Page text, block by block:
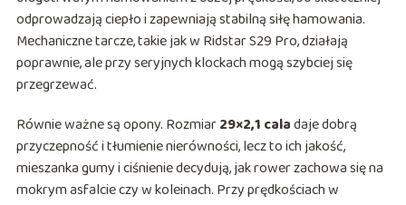
odprowadzają ciepło i zapewniają stabilną siłę hamowania.
Mechaniczne tarcze, takie jak w Ridstar S29 Pro, działają
poprawnie, ale przy seryjnych klockach mogą szybciej się
przegrzewać.
Równie ważne są opony. Rozmiar29×2,1 caladaje dobrą
przyczepność i tłumienie nierówności, lecz to ich jakość,
mieszanka gumy i ciśnienie decydują, jak rower zachowa się na
mokrym asfalcie czy w koleinach. Przy prędkościach w